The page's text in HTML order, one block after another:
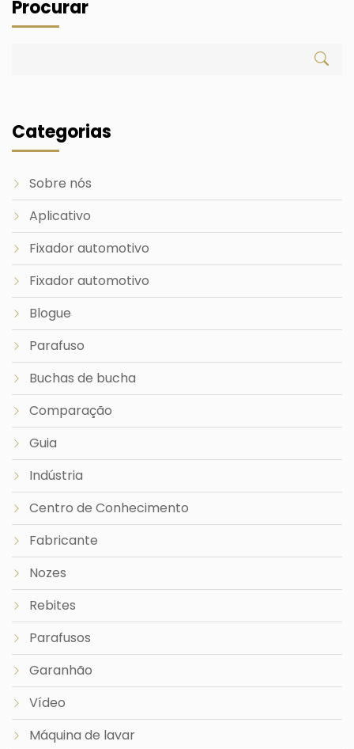
Procurar
Categorias
Sobre nós
Aplicativo
Fixador automotivo
Fixador automotivo
Blogue
Parafuso
Buchas de bucha
Comparação
Guia
Indústria
Centro de Conhecimento
Fabricante
Nozes
Rebites
Parafusos
Garanhão
Vídeo
Máquina de lavar